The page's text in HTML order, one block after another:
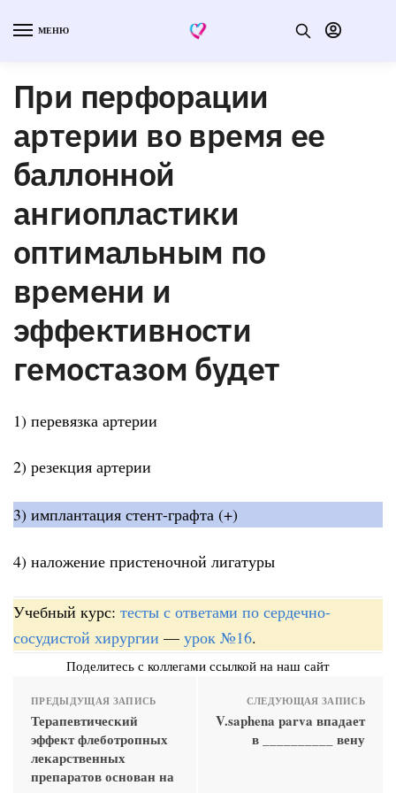
МЕНЮ
При перфорации
артерии во время ее
баллонной
ангиопластики
оптимальным по
времени и
эффективности
гемостазом будет
1) перевязка артерии
2) резекция артерии
3) имплантация стент-графта (+)
4) наложение пристеночной лигатуры
Учебный курс: тесты с ответами по сердечно-
сосудистой хирургии — урок №16.
Поделитесь с коллегами ссылкой на наш сайт
ПРЕДЫДУЩАЯ ЗАПИСЬ
Терапевтический
эффект флеботропных
лекарственных
препаратов основан на
СЛЕДУЮЩАЯ ЗАПИСЬ
V.saphena parva впадает
в __________ вену